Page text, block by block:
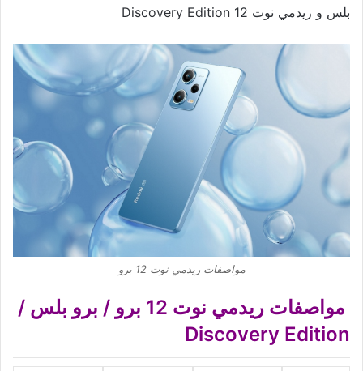
بلس و ريدمي نوت 12 Discovery Edition
مواصفات ريدمي نوت 12 برو
مواصفات ريدمي نوت 12 برو / برو بلس /
Discovery Edition